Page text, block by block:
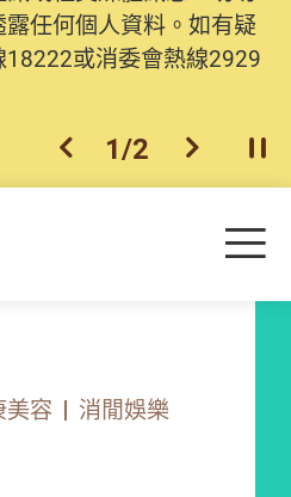
任何個人資料。如有疑
或消委會熱線2929
上一個
1/2 下一個開
目
美容 消閒娛樂